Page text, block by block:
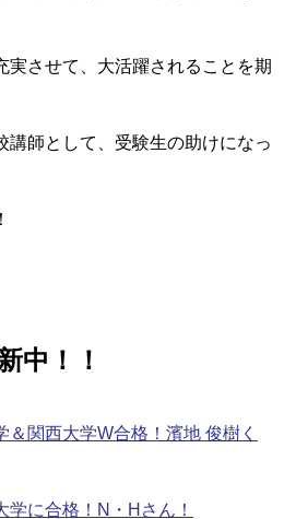
実させて、大活躍されることを期
講師として、受験生の助けになっ
中！！
関西大学W合格！濱地 俊樹く
に合格！N・Hさん！